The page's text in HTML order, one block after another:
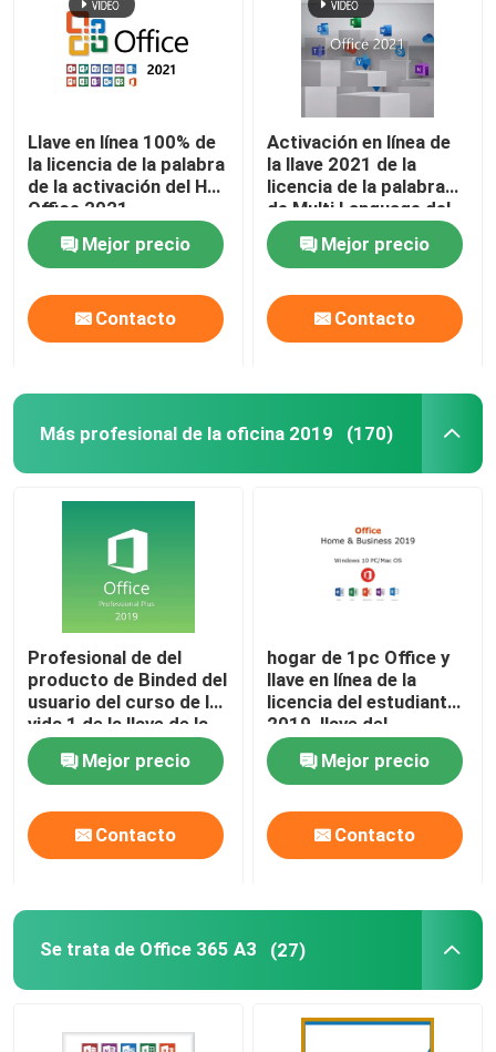
Noticias
Solicitar una cita
Compra de la llave de Office 2024
más profesional de la oficina 2021
Más profesional de la oficina 2019
Se aplicará el procedimiento siguiente:
Windows 11 profesional
Windows 11 clave de inicio
El servidor de Windows 2025
El servidor de Windows 2022
servidor 2019 de las ventanas
Servidor SQL estándar 2019
Llave en línea 100% de
la licencia de la palabra
de la activación del HS
Office 2021
Mejor precio
Contacto
Activación en línea de
la llave 2021 de la
licencia de la palabra
de Multi Language del
hogar y del estudiante
Mejor precio
Contacto
Más profesional de la oficina 2019 (170)
Profesional de del
producto de Binded del
usuario del curso de la
vida 1 de la llave de la
licencia de la oficina
2019 del paquete de
Digitaces
Mejor precio
Contacto
hogar de 1pc Office y
llave en línea de la
licencia del estudiante
2019, llave del
producto de la palabra
de la Hb 2019
Mejor precio
Contacto
Se trata de Office 365 A3 (27)